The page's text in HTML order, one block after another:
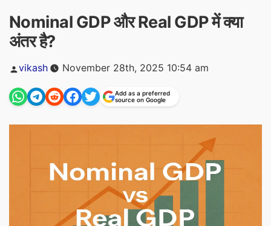
Nominal GDP और Real GDP में क्या
अंतर है?
Posted
vikash November 28th, 2025 10:54 am
Add as a preferred
source on Google